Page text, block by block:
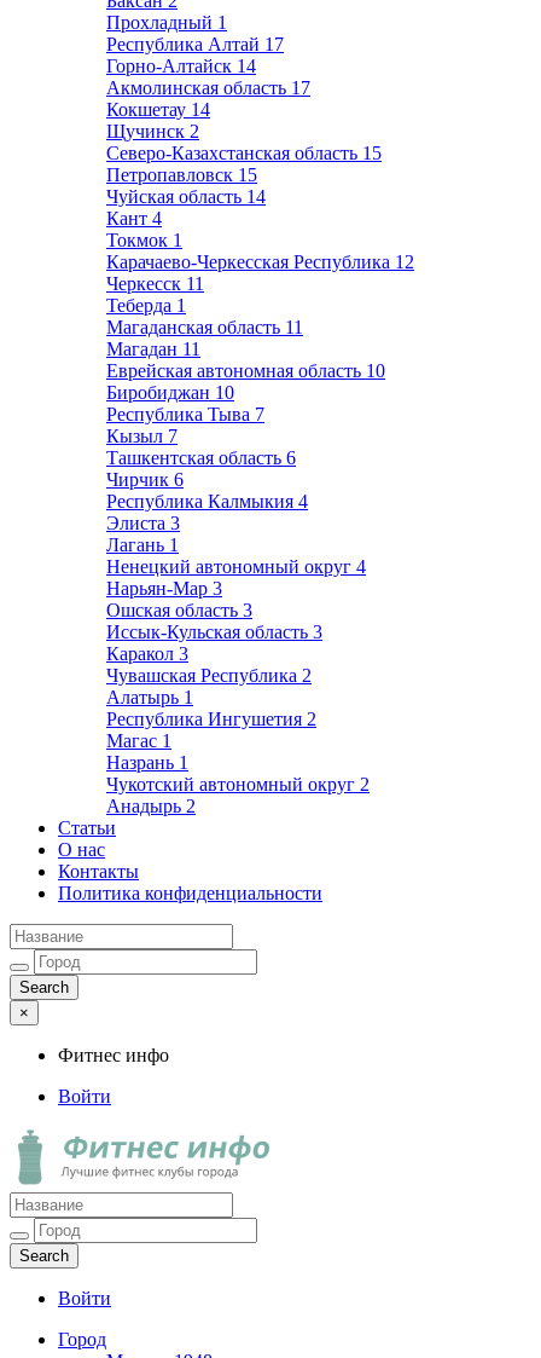
Прохладный 1
Республика Алтай 17
Горно-Алтайск 14
Акмолинская область 17
Кокшетау 14
Щучинск 2
Северо-Казахстанская область 15
Петропавловск 15
Чуйская область 14
Кант 4
Токмок 1
Карачаево-Черкесская Республика 12
Черкесск 11
Теберда 1
Магаданская область 11
Магадан 11
Еврейская автономная область 10
Биробиджан 10
Республика Тыва 7
Кызыл 7
Ташкентская область 6
Чирчик 6
Республика Калмыкия 4
Элиста 3
Лагань 1
Ненецкий автономный округ 4
Нарьян-Мар 3
Ошская область 3
Иссык-Кульская область 3
Каракол 3
Чувашская Республика 2
Алатырь 1
Республика Ингушетия 2
Магас 1
Назрань 1
Чукотский автономный округ 2
Анадырь 2
Статьи
О нас
Контакты
Политика конфиденциальности
×
Фитнес инфо
Войти
Фитнес инфо
Лучшие фитнес клубы города
Войти
Город